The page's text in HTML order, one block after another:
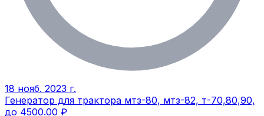
18 нояб. 2023 г.
Генератор для трактора мтз-80, мтз-82, т-70,80,90,
до 4500.00 ₽